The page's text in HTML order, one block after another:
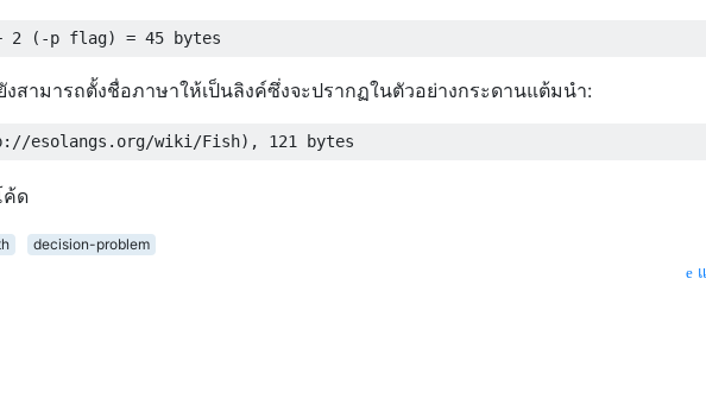
สามารถตั้งชื่อภาษาให้เป็นลิงค์ซึ่งจะปรากฏในตัวอย่างกระดานแต้มนำ:
ค้ด
decision-problem